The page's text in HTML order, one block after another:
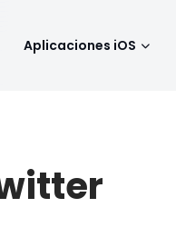
Aplicaciones iOS